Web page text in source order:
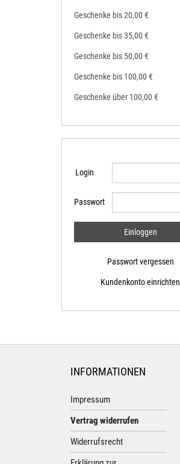
Geschenke bis 20,00 €
Geschenke bis 35,00 €
Geschenke bis 50,00 €
Geschenke bis 100,00 €
Geschenke über 100,00 €
Login
Passwort
Passwort vergessen
Kundenkonto einrichten
INFORMATIONEN
Impressum
Vertrag widerrufen
Widerrufsrecht